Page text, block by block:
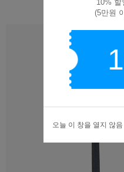
BY30-
10% 할
(5만원
오늘 이 창을 열지 않음